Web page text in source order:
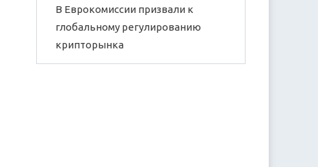
В Еврокомиссии призвали к
глобальному регулированию
крипторынка